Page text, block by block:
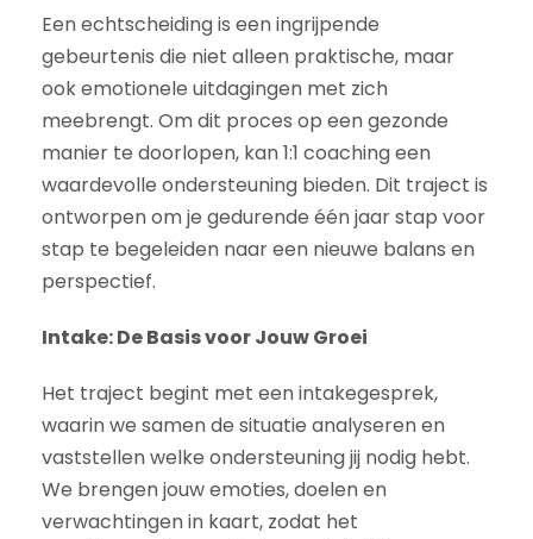
Een echtscheiding is een ingrijpende
gebeurtenis die niet alleen praktische, maar
ook emotionele uitdagingen met zich
meebrengt. Om dit proces op een gezonde
manier te doorlopen, kan 1:1 coaching een
waardevolle ondersteuning bieden. Dit traject is
ontworpen om je gedurende één jaar stap voor
stap te begeleiden naar een nieuwe balans en
perspectief.
Intake: De Basis voor Jouw Groei
Het traject begint met een intakegesprek,
waarin we samen de situatie analyseren en
vaststellen welke ondersteuning jij nodig hebt.
We brengen jouw emoties, doelen en
verwachtingen in kaart, zodat het